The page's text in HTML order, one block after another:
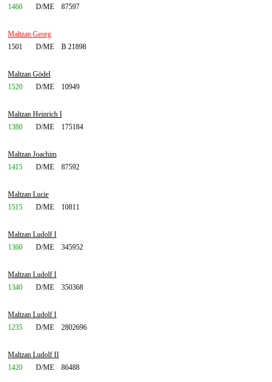
1460
D/ME 87597
Maltzan Georg
1501
D/ME B 21898
Maltzan Gödel
1520
D/ME 10949
Maltzan Heinrich I
1380
D/ME 175184
Maltzan Joachim
1415
D/ME 87592
Maltzan Lucie
1515
D/ME 10811
Maltzan Ludolf I
1360
D/ME 345952
Maltzan Ludolf I
1340
D/ME 350368
Maltzan Ludolf I
1235
D/ME 2802696
Maltzan Ludolf II
1420
D/ME 86488